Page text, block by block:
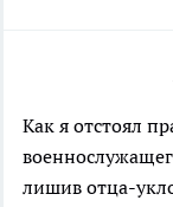
Как я отстоял
лишив отца-